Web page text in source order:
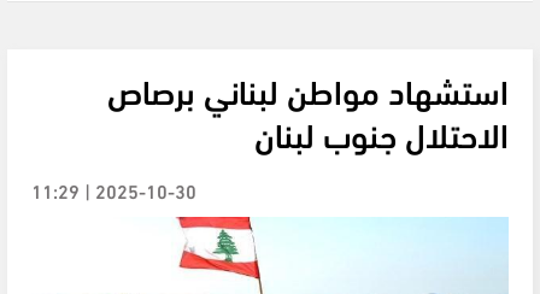
استشهاد مواطن لبناني برصاص
الاحتلال جنوب لبنان
2025-10-30 | 11:29